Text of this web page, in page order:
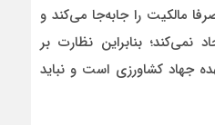
مالکیت را جابه‌جا می‌کند و
نمی‌کند؛ بنابراین نظارت بر
جهاد کشاورزی است و نباید